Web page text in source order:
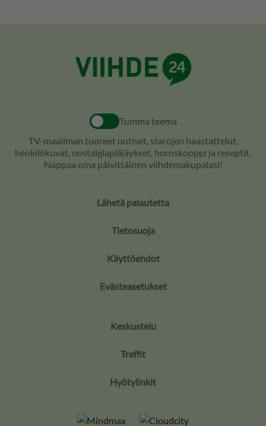
Tumma teema
TV-maailman tuoreet uutiset, starojen haastattelut,
henkilökuvat, nostalgiapläjäykset, horoskooppi ja reseptit.
Nappaa oma päivittäinen viihdemakupalasi!
Lähetä palautetta
Tietosuoja
Käyttöehdot
Evästeasetukset
Keskustelu
Treffit
Hyötylinkit